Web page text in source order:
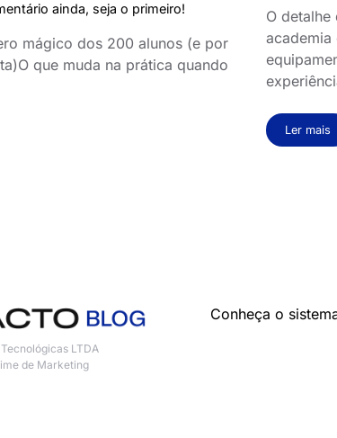
ainda, seja o primeiro!
mágico dos 200 alunos (e por
que muda na prática quando
O detalhe
academia
Ler mais
LTDA
de Marketing
Conheça o